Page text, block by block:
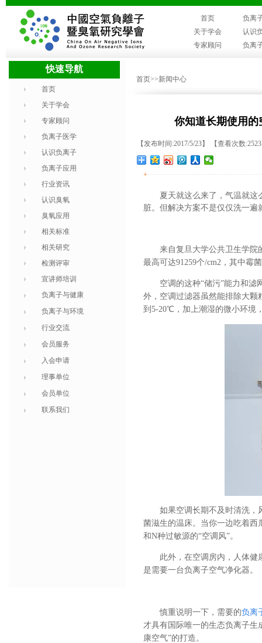
首页
负离
关于学会
认识
专家顾问
负离
快速导航
首页
关于学会
专家顾问
负离子医学
认识负离子
负离子应用
行业资讯
认识臭氧
臭氧应用
相关标准
相关研究
检测评审
宣讲师培训
负离子与健康
负离子与环境
行业交流
会员服务
入会申请
理事单位
会员单位
联系我们
首页>>新闻中心
你知道长期使用的
【发布时间:2017/5/23】 【查看次数
+
夏天就这么来了，气温就这
脏。但解决方案不是仅仅洗一
来自复旦大学公共卫生学院
最高可达91259个/cm2，其中霉
空调的这种“储污”能力和
外，空调过滤器虽然能排除大颗
到5-20℃，加上潮湿的微小环境
如果空调长期不及时清洗，
菌滋生的温床。当你一边吃着西
和N种过敏源的“空调风”。
此外，在空调房内，人体健
是需要一台负离子空气净化器。
慎重说明一下，需要的负离
才具有国际唯一的生态负离子生
康空气”的打造。